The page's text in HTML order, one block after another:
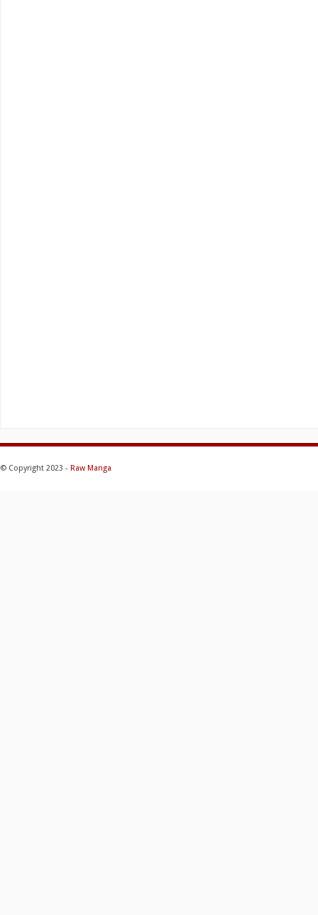
© Copyright 2023 - Raw Manga